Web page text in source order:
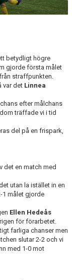
betydligt högre
gjorde första målet
straffpunkten.
var det Linnea
efter målchans
träffade vi i tid
del på en frispark,
det en match med
utan la istället in en
1 målet gjorde
Ellen Hedeås
för förarbetet.
farliga chanser men
slutar 2-2 och vi
med 1-0 mot